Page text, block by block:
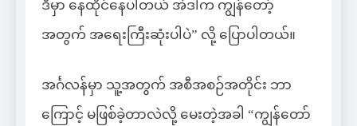
ဒီမှာ နေထိုင်နေပါတယ် အဲဒါက ကျွန်တော့်
အတွက် အရေးကြီးဆုံးပါပဲ” လို့ ပြောပါတယ်။
အင်္ဂလန်မှာ သူ့အတွက် အစီအစဉ်အတိုင်း ဘာ
ကြောင့် မဖြစ်ခဲ့တာလဲလို့ မေးတဲ့အခါ “ကျွန်တော်